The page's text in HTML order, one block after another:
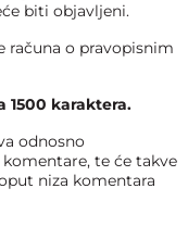
biti objavljeni.
računa o pravopisnim
1500 karaktera.
odnosno
te će takve
niza komentara